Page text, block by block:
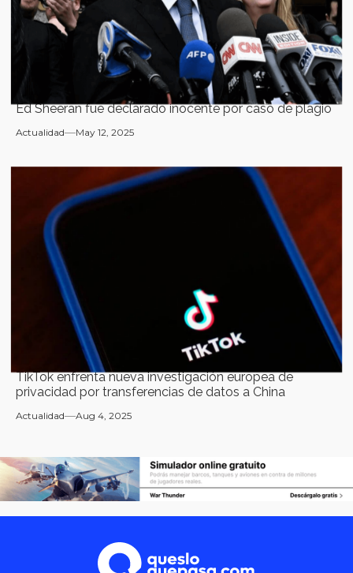
Ed Sheeran fue declarado inocente por caso de plagio
Actualidad May 12, 2025
TikTok enfrenta nueva investigación europea de
privacidad por transferencias de datos a China
Actualidad Aug 4, 2025